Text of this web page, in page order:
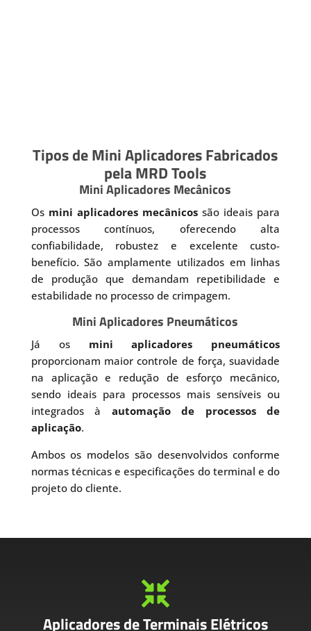
Tipos de Mini Aplicadores Fabricados
pela MRD Tools
Mini Aplicadores Mecânicos
Os mini aplicadores mecânicos são ideais para
processos contínuos, oferecendo alta
confiabilidade, robustez e excelente custo-
benefício. São amplamente utilizados em linhas
de produção que demandam repetibilidade e
estabilidade no processo de crimpagem.
Mini Aplicadores Pneumáticos
Já os mini aplicadores pneumáticos
proporcionam maior controle de força, suavidade
na aplicação e redução de esforço mecânico,
sendo ideais para processos mais sensíveis ou
integrados à automação de processos de
aplicação.
Ambos os modelos são desenvolvidos conforme
normas técnicas e especificações do terminal e do
projeto do cliente.

Aplicadores de Terminais Elétricos